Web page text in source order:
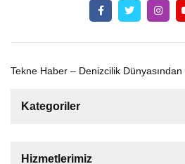
Tekne Haber – Denizcilik
Kategoriler
Tekne
Hizmetlerimiz